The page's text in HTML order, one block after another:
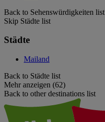
Back to Sehenswürdigkeiten list
Skip Städte list
Städte
Mailand
Back to Städte list
Mehr anzeigen (62)
Back to other destinations list